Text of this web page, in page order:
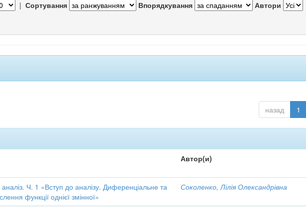
| Сортування Впорядкування Автори
назад 1
Автор(и)
Ч. 1 «Вступ до аналізу. Диференціальне та
функції однієї змінної»
Соколенко, Лілія Олександрівна